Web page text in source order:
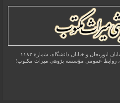
تهران، خیابان انقلاب اسلامی، بین خیابان ابوریحان و خیابان دانشگاه، شمارۀ ۱۱۸۲
(ساختمان فروردین)، طبقۀ دوم، واحد ۸ ، روابط عمومی مؤسسه پژوهی میراث مکتوب؛